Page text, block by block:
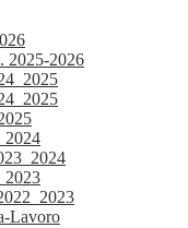
2025-2026
Lavoro